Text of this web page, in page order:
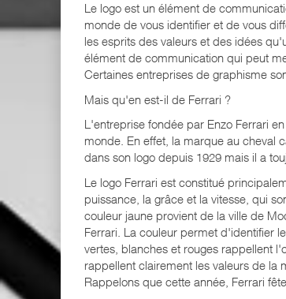
Le logo est un élément de
monde de vous identifier et de vous
les esprits des valeurs et des idées
élément de communication qui peut
Certaines entreprises de graphisme
Mais qu'en est-il de Ferrari ?
L'entreprise fondée par Enzo Ferrari
monde. En effet, la marque au cheval
dans son logo depuis 1929 mais il a
Le logo Ferrari est constitué
puissance, la grâce et la vitesse, qui
couleur jaune provient de la ville de
Ferrari. La couleur permet d'identifier
vertes, blanches et rouges rappellent
rappellent clairement les valeurs de la
Rappelons que cette année, Ferrari